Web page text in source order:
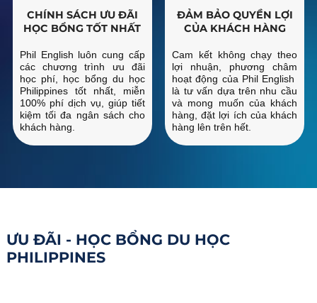
CHÍNH SÁCH ƯU ĐÃI
HỌC BỔNG TỐT NHẤT
Phil English luôn cung cấp
các chương trình ưu đãi
học phí, học bổng du học
Philippines tốt nhất, miễn
100% phí dịch vụ, giúp tiết
kiệm tối đa ngân sách cho
khách hàng.
ĐẢM BẢO QUYỀN LỢI
CỦA KHÁCH HÀNG
Cam kết không chạy theo
lợi nhuận, phương châm
hoạt động của Phil English
là tư vấn dựa trên nhu cầu
và mong muốn của khách
hàng, đặt lợi ích của khách
hàng lên trên hết.
ƯU ĐÃI - HỌC BỔNG DU HỌC
PHILIPPINES